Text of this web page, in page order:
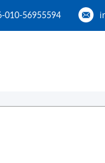
010-56955594